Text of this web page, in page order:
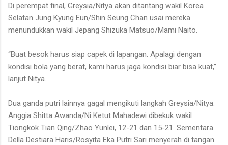
Di perempat final, Greysia/Nitya akan ditantang wakil Korea
Selatan Jung Kyung Eun/Shin Seung Chan usai mereka
menundukkan wakil Jepang Shizuka Matsuo/Mami Naito.
“Buat besok harus siap capek di lapangan. Apalagi dengan
kondisi bola yang berat, kami harus jaga kondisi biar bisa kuat,”
lanjut Nitya.
Dua ganda putri lainnya gagal mengikuti langkah Greysia/Nitya.
Anggia Shitta Awanda/Ni Ketut Mahadewi dibekuk wakil
Tiongkok Tian Qing/Zhao Yunlei, 12-21 dan 15-21. Sementara
Della Destiara Haris/Rosyita Eka Putri Sari menyerah di tangan